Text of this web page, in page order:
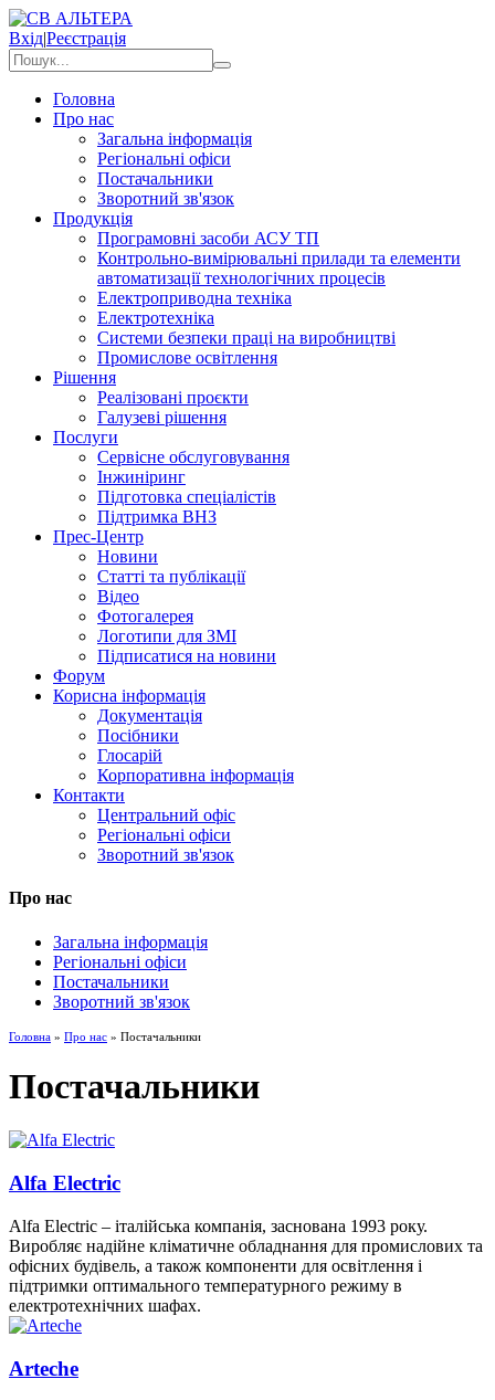
Вхід|Реєстрація
Головна
Про нас
Загальна інформація
Регіональні офіси
Постачальники
Зворотний зв'язок
Продукція
Програмовні засоби АСУ ТП
Контрольно-вимірювальні прилади та елементи
автоматизації технологічних процесів
Електроприводна техніка
Електротехніка
Системи безпеки праці на виробництві
Промислове освітлення
Рішення
Реалізовані проєкти
Галузеві рішення
Послуги
Сервісне обслуговування
Інжиніринг
Підготовка спеціалістів
Підтримка ВНЗ
Прес-Центр
Новини
Статті та публікації
Відео
Фотогалерея
Логотипи для ЗМІ
Підписатися на новини
Форум
Корисна інформація
Документація
Посібники
Глосарій
Корпоративна інформація
Контакти
Центральний офіс
Регіональні офіси
Зворотний зв'язок
Про нас
Загальна інформація
Регіональні офіси
Постачальники
Зворотний зв'язок
Головна » Про нас » Постачальники
Постачальники
Alfa Electric
Alfa Electric – італійська компанія, заснована 1993 року.
Виробляє надійне кліматичне обладнання для промислових та
офісних будівель, а також компоненти для освітлення і
підтримки оптимального температурного режиму в
електротехнічних шафах.
Arteche